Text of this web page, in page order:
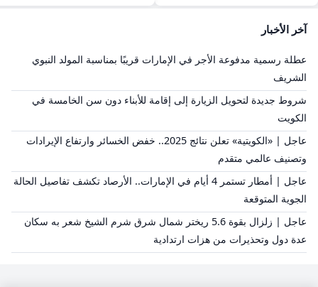
آخر الأخبار
عطلة رسمية مدفوعة الأجر في الإمارات قريبًا بمناسبة المولد النبوي
الشريف
شروط جديدة لتحويل الزيارة إلى إقامة للأبناء دون سن الخامسة في
الكويت
عاجل | «الكويتية» تعلن نتائج 2025.. خفض الخسائر وارتفاع الإيرادات
وتصنيف عالمي متقدم
عاجل | أمطار تستمر 4 أيام في الإمارات.. الأرصاد تكشف تفاصيل الحالة
الجوية المتوقعة
عاجل | زلزال بقوة 5.6 ريختر شمال شرق شرم الشيخ شعر به سكان
عدة دول وتحذيرات من هزات ارتدادية